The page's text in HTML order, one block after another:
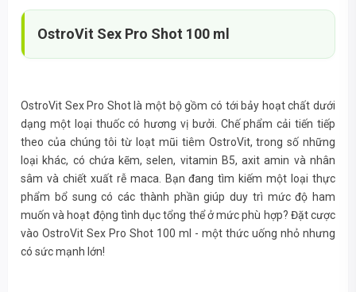
OstroVit Sex Pro Shot 100 ml
OstroVit Sex Pro Shot là một bộ gồm có tới bảy hoạt chất dưới
dạng một loại thuốc có hương vị bưởi. Chế phẩm cải tiến tiếp
theo của chúng tôi từ loạt mũi tiêm OstroVit, trong số những
loại khác, có chứa kẽm, selen, vitamin B5, axit amin và nhân
sâm và chiết xuất rễ maca. Bạn đang tìm kiếm một loại thực
phẩm bổ sung có các thành phần giúp duy trì mức độ ham
muốn và hoạt động tình dục tổng thể ở mức phù hợp? Đặt cược
vào OstroVit Sex Pro Shot 100 ml - một thức uống nhỏ nhưng
có sức mạnh lớn!